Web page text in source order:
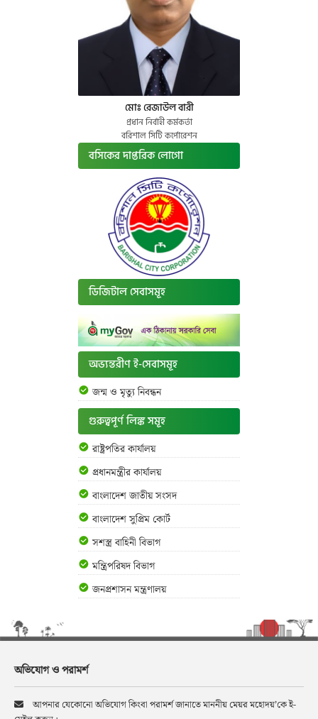
মোঃ রেজাউল বারী
প্রধান নির্বাহী কর্মকর্তা
বরিশাল সিটি কর্পোরেশন
বসিকের দাপ্তরিক লোগো
ডিজিটাল সেবাসমূহ
অভ্যন্তরীণ ই-সেবাসমূহ
জন্ম ও মৃত্যু নিবন্ধন
গুরুত্বপূর্ণ লিঙ্ক সমূহ
রাষ্ট্রপতির কার্যালয়
প্রধানমন্ত্রীর কার্যালয়
বাংলাদেশ জাতীয় সংসদ
বাংলাদেশ সুপ্রিম কোর্ট
সশস্ত্র বাহিনী বিভাগ
মন্ত্রিপরিষদ বিভাগ
জনপ্রশাসন মন্ত্রণালয়
অভিযোগ ও পরামর্শ
আপনার যেকোনো অভিযোগ কিংবা পরামর্শ জানাতে মাননীয় মেয়র মহোদয়’কে ই-